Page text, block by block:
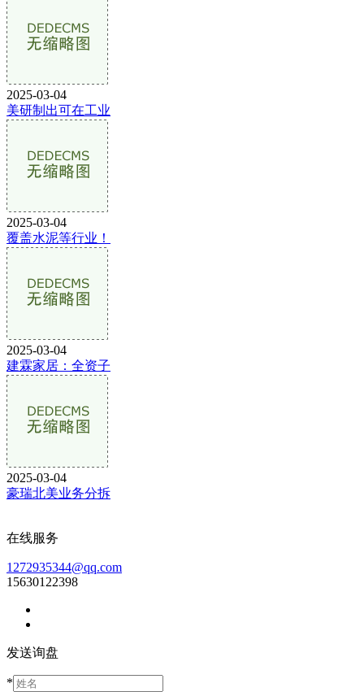
2025-03-04
美研制出可在工业
2025-03-04
覆盖水泥等行业！
2025-03-04
建霖家居：全资子
2025-03-04
豪瑞北美业务分拆
在线服务
1272935344@qq.com
15630122398
发送询盘
*